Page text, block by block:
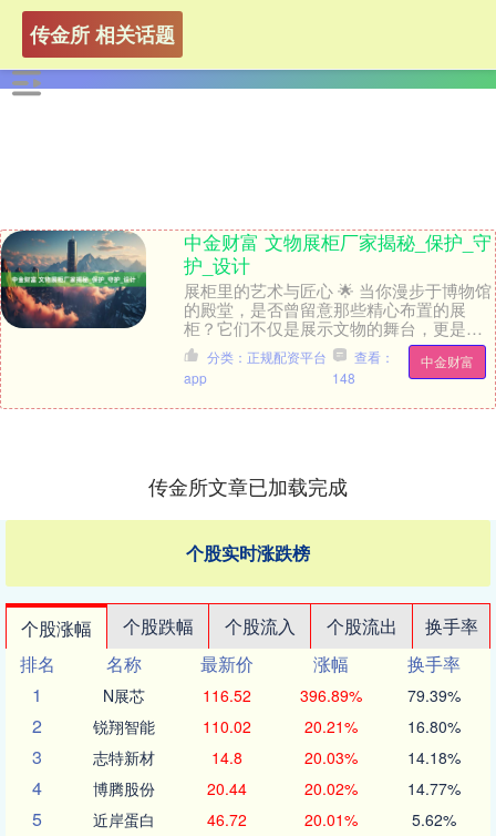
传金所 相关话题
中金财富 文物展柜厂家揭秘_保护_守
护_设计
展柜里的艺术与匠心 🌟 当你漫步于博物馆
的殿堂，是否曾留意那些精心布置的展
柜？它们不仅是展示文物的舞台，更是守
护历史瑰宝的隐形卫士。或许你会认为展
柜只是简单的容....
中金财富
分类：正规配资平台
app
查看：
148
传金所文章已加载完成
个股实时涨跌榜
个股涨幅 个股跌幅 个股流入 个股流出
换手率
排名
名称 最新价 涨幅
换手率
1
N展芯 116.52 396.89% 79.39%
2 锐翔智能 110.02 20.21% 16.80%
3 志特新材 14.8 20.03% 14.18%
4 博腾股份 20.44 20.02% 14.77%
5 近岸蛋白 46.72 20.01% 5.62%